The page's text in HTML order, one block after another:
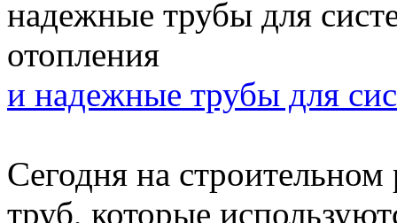
и надежные трубы для
Сегодня на
труб, которые